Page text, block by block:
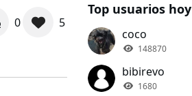
0 5
Top usuarios hoy
coco
148870
bibirevo
1680